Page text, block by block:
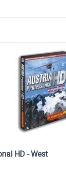
Flugwerk Design
HD - West